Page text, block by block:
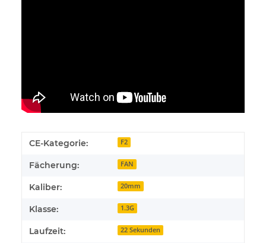
CE-Kategorie: F2
Fächerung: FAN
Kaliber: 20mm
Klasse: 1.3G
Laufzeit: 22 Sekunden